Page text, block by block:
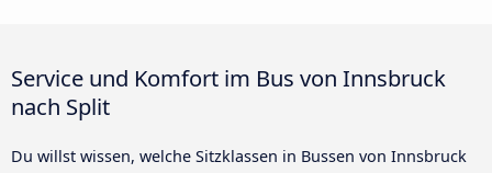
Service und Komfort im Bus von Innsbruck
nach Split
Du willst wissen, welche Sitzklassen in Bussen von Innsbruck